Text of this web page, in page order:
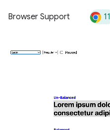
Browser Support